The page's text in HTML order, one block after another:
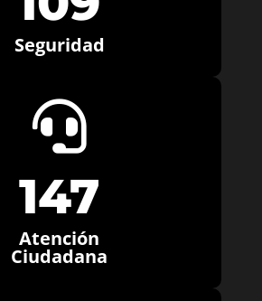
Seguridad

147
Atención
Ciudadana